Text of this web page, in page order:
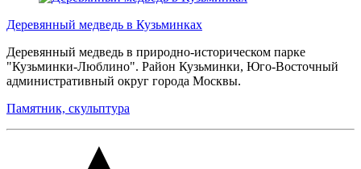
Деревянный медведь в Кузьминках
Деревянный медведь в природно-историческом парке
"Кузьминки-Люблино". Район Кузьминки, Юго-Восточный
административный округ города Москвы.
Памятник, скульптура